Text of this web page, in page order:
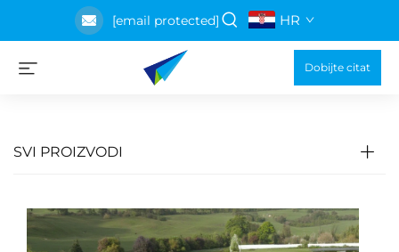
[email protected] HR
Dobijte citat
SVI PROIZVODI